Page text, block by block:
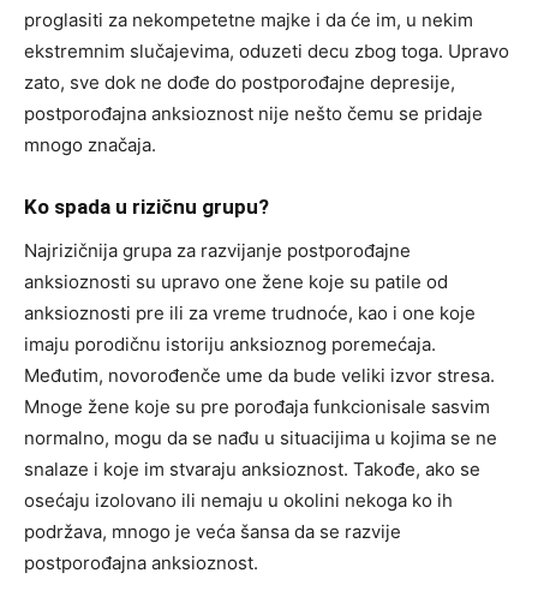
proglasiti za nekompetetne majke i da će im, u nekim
ekstremnim slučajevima, oduzeti decu zbog toga. Upravo
zato, sve dok ne dođe do postporođajne depresije,
postporođajna anksioznost nije nešto čemu se pridaje
mnogo značaja.
Ko spada u rizičnu grupu?
Najrizičnija grupa za razvijanje postporođajne
anksioznosti su upravo one žene koje su patile od
anksioznosti pre ili za vreme trudnoće, kao i one koje
imaju porodičnu istoriju anksioznog poremećaja.
Međutim, novorođenče ume da bude veliki izvor stresa.
Mnoge žene koje su pre porođaja funkcionisale sasvim
normalno, mogu da se nađu u situacijima u kojima se ne
snalaze i koje im stvaraju anksioznost. Takođe, ako se
osećaju izolovano ili nemaju u okolini nekoga ko ih
podržava, mnogo je veća šansa da se razvije
postporođajna anksioznost.